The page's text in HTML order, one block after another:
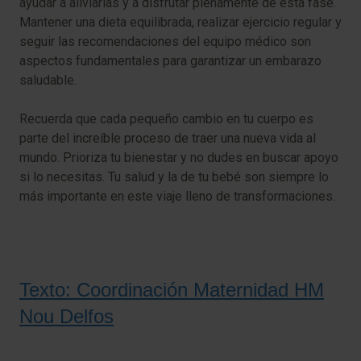
Mantener una dieta equilibrada, realizar ejercicio regular y
seguir las recomendaciones del equipo médico son
aspectos fundamentales para garantizar un embarazo
saludable.
Recuerda que cada pequeño cambio en tu cuerpo es
parte del increíble proceso de traer una nueva vida al
mundo. Prioriza tu bienestar y no dudes en buscar apoyo
si lo necesitas. Tu salud y la de tu bebé son siempre lo
más importante en este viaje lleno de transformaciones.
Texto: Coordinación Maternidad HM
Nou Delfos